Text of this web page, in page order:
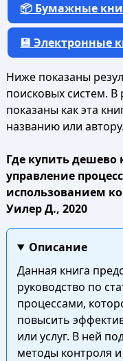
📦 Бумажные
💾 Электронные
Ниже показаны
поисковых систем. В
показаны как эта
названию или автору.
Где купить дешево
управление
использованием
Уилер Д., 2020
Описание
Данная книга
руководство по
процессами,
повысить
или услуг. В ней
методы контроля